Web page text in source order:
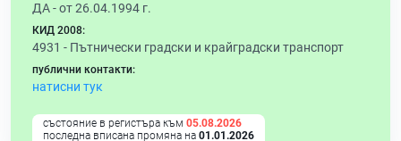
ДА - от 26.04.1994 г.
КИД 2008:
4931 - Пътнически градски и крайградски транспорт
публични контакти:
натисни тук
състояние в регистъра към 05.08.2026
последна вписана промяна на 01.01.2026